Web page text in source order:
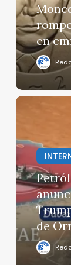
y
coloca
a
Trump
en
emisión
del
en
Petróleo
9%
anuncio
de
bloqueo
naval
de
Trump
contra
de